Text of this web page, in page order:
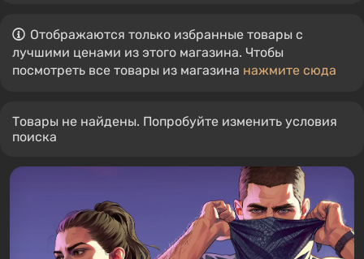
Отображаются только избранные товары с
лучшими ценами из этого магазина. Чтобы
посмотреть все товары из магазина нажмите сюда
Товары не найдены. Попробуйте изменить условия
поиска